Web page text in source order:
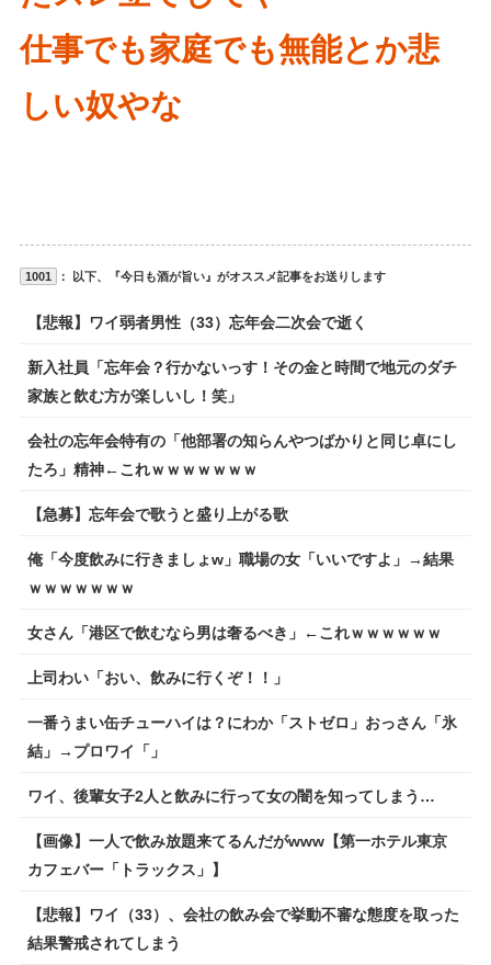
仕事でも家庭でも無能とか悲
しい奴やな
1001 ： 以下、『今日も酒が旨い』がオススメ記事をお送りします
【悲報】ワイ弱者男性（33）忘年会二次会で逝く
新入社員「忘年会？行かないっす！その金と時間で地元のダチ
家族と飲む方が楽しいし！笑」
会社の忘年会特有の「他部署の知らんやつばかりと同じ卓にし
たろ」精神←これｗｗｗｗｗｗｗ
【急募】忘年会で歌うと盛り上がる歌
俺「今度飲みに行きましょw」職場の女「いいですよ」→結果
ｗｗｗｗｗｗｗ
女さん「港区で飲むなら男は奢るべき」←これｗｗｗｗｗｗ
上司わい「おい、飲みに行くぞ！！」
一番うまい缶チューハイは？にわか「ストゼロ」おっさん「氷
結」→プロワイ「」
ワイ、後輩女子2人と飲みに行って女の闇を知ってしまう…
【画像】一人で飲み放題来てるんだがwww【第一ホテル東京
カフェバー「トラックス」】
【悲報】ワイ（33）、会社の飲み会で挙動不審な態度を取った
結果警戒されてしまう